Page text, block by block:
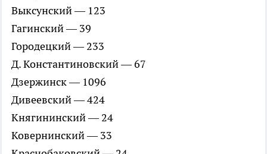
Выксунский — 123
Гагинский — 39
Городецкий — 233
Д. Константиновский — 67
Дзержинск — 1096
Дивеевский — 424
Княгининский — 24
Ковернинский — 33